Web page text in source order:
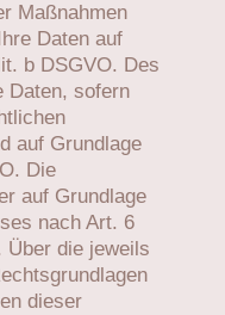
Maßnahmen
Daten auf
b DSGVO. Des
Daten, sofern
auf Grundlage
Die
auf Grundlage
nach Art. 6
die jeweils
dieser